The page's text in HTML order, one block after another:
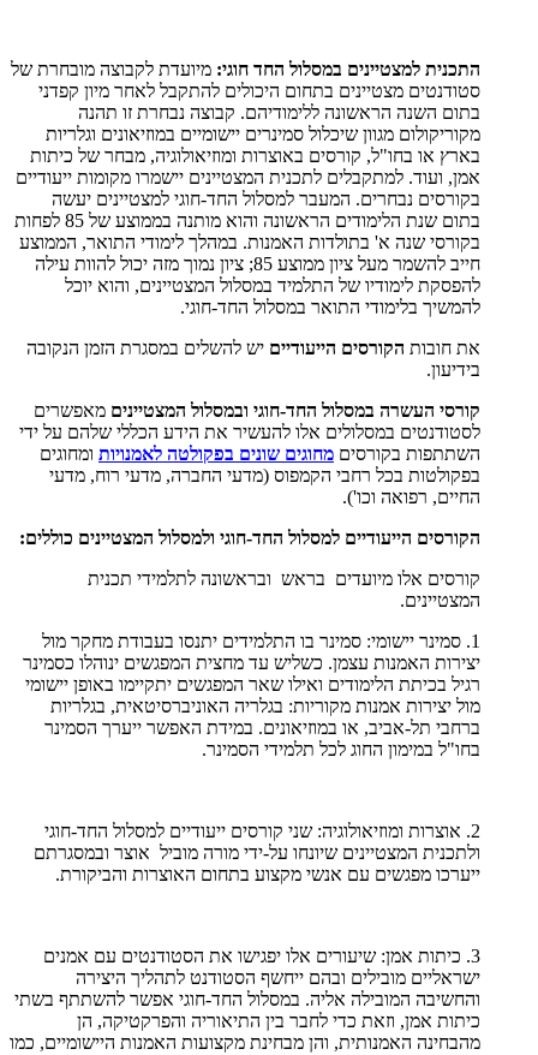
התכנית למצטיינים במסלול החד חוגי: מיועדת לקבוצה מובחרת של
סטודנטים מצטיינים בתחום היכולים להתקבל לאחר מיון קפדני
בתום השנה הראשונה ללימודיהם. קבוצה נבחרת זו תהנה
מקוריקולום מגוון שיכלול סמינרים יישומיים במוזיאונים וגלריות
בארץ או בחו"ל, קורסים באוצרות ומוזיאולוגיה, מבחר של כיתות
אמן, ועוד. למתקבלים לתכנית המצטיינים יישמרו מקומות ייעודיים
בקורסים נבחרים. המעבר למסלול החד-חוגי למצטיינים יעשה
בתום שנת הלימודים הראשונה והוא מותנה בממוצע של 85 לפחות
בקורסי שנה א' בתולדות האמנות. במהלך לימודי התואר, הממוצע
חייב להשמר מעל ציון ממוצע 85; ציון נמוך מזה יכול להוות עילה
להפסקת לימודיו של התלמיד במסלול המצטיינים, והוא יוכל
להמשיך בלימודי התואר במסלול החד-חוגי.
את חובות הקורסים הייעודיים יש להשלים במסגרת הזמן הנקובה
בידיעון.
קורסי העשרה במסלול החד-חוגי ובמסלול המצטיינים מאפשרים
לסטודנטים במסלולים אלו להעשיר את הידע הכללי שלהם על ידי
השתתפות בקורסים מחוגים שונים בפקולטה לאמנויות ומחוגים
בפקולטות בכל רחבי הקמפוס (מדעי החברה, מדעי רוח, מדעי
החיים, רפואה וכו').
הקורסים הייעודיים למסלול החד-חוגי ולמסלול המצטיינים כוללים:
קורסים אלו מיועדים בראש ובראשונה לתלמידי תכנית
המצטיינים.
1. סמינר יישומי: סמינר בו התלמידים יתנסו בעבודת מחקר מול
יצירות האמנות עצמן. כשליש עד מחצית המפגשים ינוהלו כסמינר
רגיל בכיתת הלימודים ואילו שאר המפגשים יתקיימו באופן יישומי
מול יצירות אמנות מקוריות: בגלריה האוניברסיטאית, בגלריות
ברחבי תל-אביב, או במוזיאונים. במידת האפשר ייערך הסמינר
בחו"ל במימון החוג לכל תלמידי הסמינר.
2. אוצרות ומוזיאולוגיה: שני קורסים ייעודיים למסלול החד-חוגי
ולתכנית המצטיינים שיונחו על-ידי מורה מוביל אוצר ובמסגרתם
ייערכו מפגשים עם אנשי מקצוע בתחום האוצרות והביקורת.
3. כיתות אמן: שיעורים אלו יפגישו את הסטודנטים עם אמנים
ישראליים מובילים ובהם ייחשף הסטודנט לתהליך היצירה
והחשיבה המובילה אליה. במסלול החד-חוגי אפשר להשתתף בשתי
כיתות אמן, וזאת כדי לחבר בין התיאוריה והפרקטיקה, הן
מהבחינה האמנותית, והן מבחינת מקצועות האמנות היישומיים, כמו